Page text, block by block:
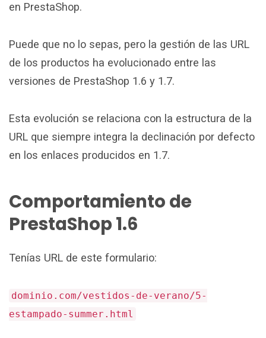
en PrestaShop.
Puede que no lo sepas, pero la gestión de las URL
de los productos ha evolucionado entre las
versiones de PrestaShop 1.6 y 1.7.
Esta evolución se relaciona con la estructura de la
URL que siempre integra la declinación por defecto
en los enlaces producidos en 1.7.
Comportamiento de
PrestaShop 1.6
Tenías URL de este formulario:
dominio.com/vestidos-de-verano/5-
estampado-summer.html